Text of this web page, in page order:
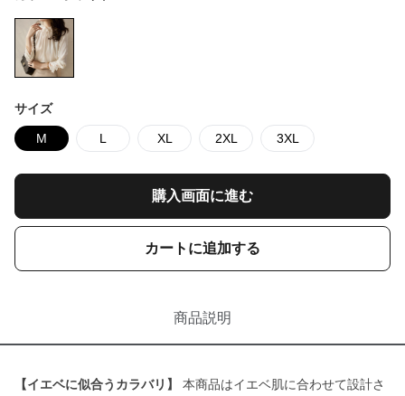
サイズ
M L XL 2XL 3XL
購入画面に進む
カートに追加する
商品説明
【イエベに似合うカラバリ】
本商品はイエベ肌に合わせて設計さ